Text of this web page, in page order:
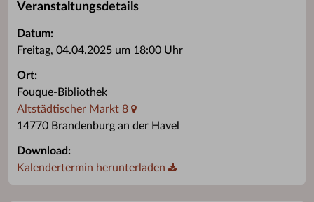
Veranstaltungsdetails
Datum:
Freitag, 04.04.2025 um 18:00 Uhr
Ort:
Fouque-Bibliothek
Altstädtischer Markt 8
14770 Brandenburg an der Havel
Download:
Kalendertermin herunterladen